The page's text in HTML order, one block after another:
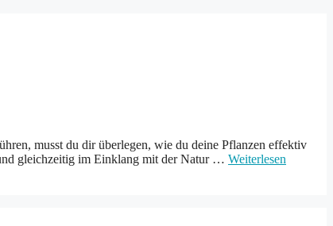
musst du dir überlegen, wie du deine Pflanzen effektiv
gleichzeitig im Einklang mit der Natur … Weiterlesen